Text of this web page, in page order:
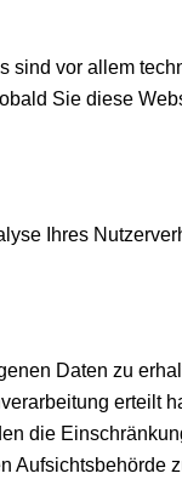
sind vor allem
Sie diese
Ihres
Daten zu
erteilt
die
Aufsichtsbehörde